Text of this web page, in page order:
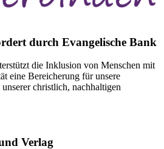
durch Evangelische Bank
die Inklusion von Menschen mit
eine Bereicherung für unsere
christlich, nachhaltigen
Verlag